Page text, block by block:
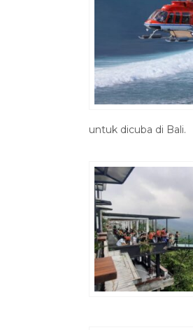
untuk dicuba di Bali.